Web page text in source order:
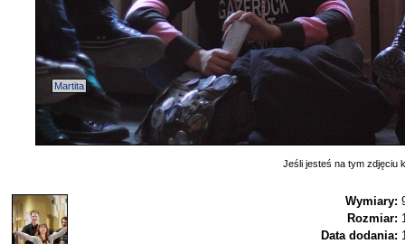
Martita
Jeśli jesteś na tym zdjęciu
Wymiary:
Rozmiar:
Data dodania: